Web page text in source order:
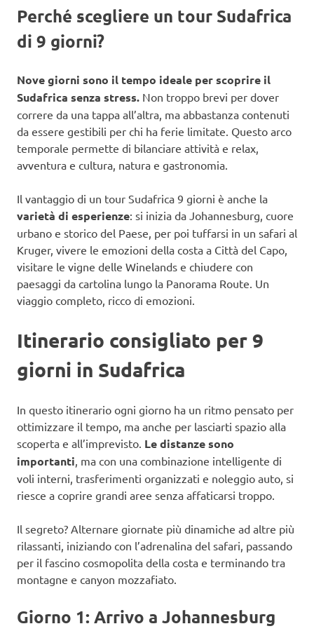
Perché scegliere un tour Sudafrica
di 9 giorni?
Nove giorni sono il tempo ideale per scoprire il
Sudafrica senza stress. Non troppo brevi per dover
correre da una tappa all’altra, ma abbastanza contenuti
da essere gestibili per chi ha ferie limitate. Questo arco
temporale permette di bilanciare attività e relax,
avventura e cultura, natura e gastronomia.
Il vantaggio di un tour Sudafrica 9 giorni è anche la
varietà di esperienze: si inizia da Johannesburg, cuore
urbano e storico del Paese, per poi tuffarsi in un safari al
Kruger, vivere le emozioni della costa a Città del Capo,
visitare le vigne delle Winelands e chiudere con
paesaggi da cartolina lungo la Panorama Route. Un
viaggio completo, ricco di emozioni.
Itinerario consigliato per 9
giorni in Sudafrica
In questo itinerario ogni giorno ha un ritmo pensato per
ottimizzare il tempo, ma anche per lasciarti spazio alla
scoperta e all’imprevisto. Le distanze sono
importanti, ma con una combinazione intelligente di
voli interni, trasferimenti organizzati e noleggio auto, si
riesce a coprire grandi aree senza affaticarsi troppo.
Il segreto? Alternare giornate più dinamiche ad altre più
rilassanti, iniziando con l’adrenalina del safari, passando
per il fascino cosmopolita della costa e terminando tra
montagne e canyon mozzafiato.
Giorno 1: Arrivo a Johannesburg